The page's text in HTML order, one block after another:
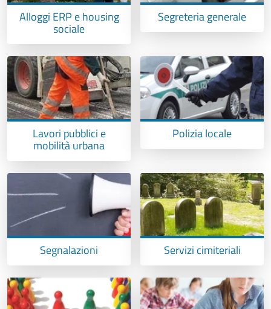
Alloggi ERP e housing
sociale
Segreteria generale
Lavori pubblici e
mobilità urbana
Polizia locale
Segnalazioni Servizi cimiteriali